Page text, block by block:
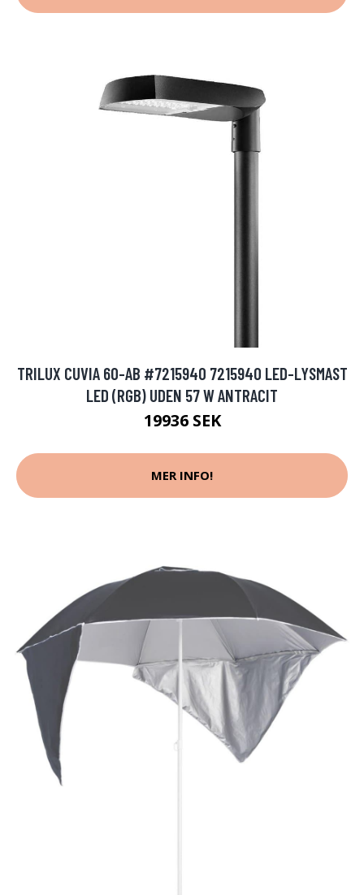
TRILUX CUVIA 60-AB #7215940 7215940 LED-LYSMAST
LED (RGB) UDEN 57 W ANTRACIT
19936 SEK
MER INFO!